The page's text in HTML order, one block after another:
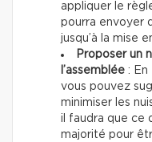
appliquer le
pourra envoyer
jusqu’à la mise
Proposer un
l’assemblée : En
vous pouvez
minimiser les
il faudra que ce
majorité pour